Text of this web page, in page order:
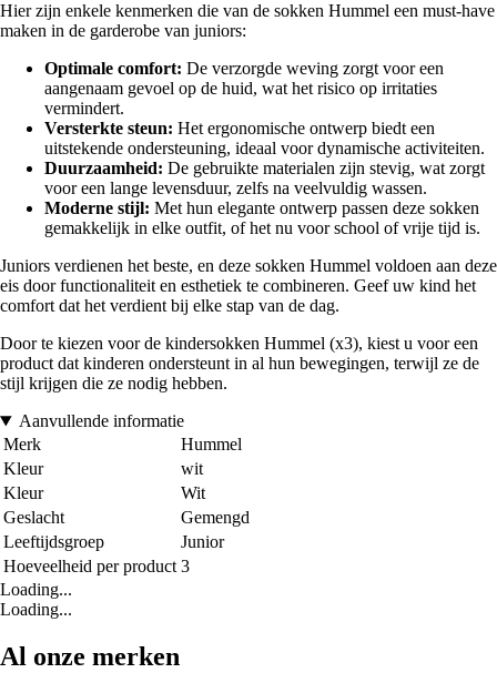
Hier zijn enkele kenmerken die van de sokken Hummel een must-have
maken in de garderobe van juniors:
Optimale comfort: De verzorgde weving zorgt voor een
aangenaam gevoel op de huid, wat het risico op irritaties
vermindert.
Versterkte steun: Het ergonomische ontwerp biedt een
uitstekende ondersteuning, ideaal voor dynamische activiteiten.
Duurzaamheid: De gebruikte materialen zijn stevig, wat zorgt
voor een lange levensduur, zelfs na veelvuldig wassen.
Moderne stijl: Met hun elegante ontwerp passen deze sokken
gemakkelijk in elke outfit, of het nu voor school of vrije tijd is.
Juniors verdienen het beste, en deze sokken Hummel voldoen aan deze
eis door functionaliteit en esthetiek te combineren. Geef uw kind het
comfort dat het verdient bij elke stap van de dag.
Door te kiezen voor de kindersokken Hummel (x3), kiest u voor een
product dat kinderen ondersteunt in al hun bewegingen, terwijl ze de
stijl krijgen die ze nodig hebben.
Aanvullende informatie
Merk
Hummel
Kleur
wit
Kleur
Wit
Geslacht
Gemengd
Leeftijdsgroep
Junior
Hoeveelheid per product 3
Loading...
Loading...
Al onze merken